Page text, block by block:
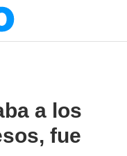
a los
fue